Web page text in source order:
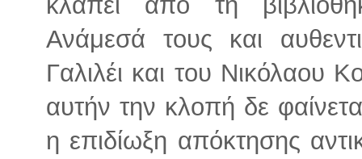
Ανάμεσά τους και
Γαλιλέι και του Νικόλαου
αυτήν την κλοπή δε
η επιδίωξη απόκτησης